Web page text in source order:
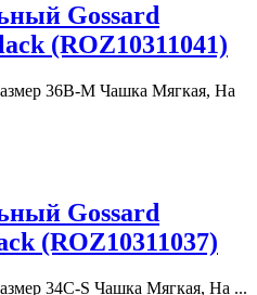
Gossard
(ROZ10311041)
36B-M Чашка Мягкая, На
Gossard
(ROZ10311037)
34C-S Чашка Мягкая, На ...